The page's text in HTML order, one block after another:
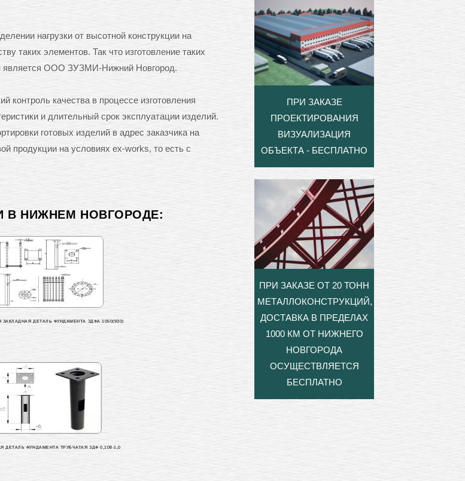
нагрузки от высотной конструкции на
таких элементов. Так что изготовление таких
является ООО ЗУЗМИ-Нижний Новгород.
контроль качества в процессе изготовления
и длительный срок эксплуатации изделий.
готовых изделий в адрес заказчика на
продукции на условиях ex-works, то есть с
В НИЖНЕМ НОВГОРОДЕ:
ЗАКЛАДНАЯ ДЕТАЛЬ ФУНДАМЕНТА ЗДФА 1050(930)
ДЕТАЛЬ ФУНДАМЕНТА ТРУБЧАТАЯ ЗДФ 0,108-1,0
ПРИ ЗАКАЗЕ
ПРОЕКТИРОВАНИЯ
ВИЗУАЛИЗАЦИЯ
ОБЪЕКТА - БЕСПЛАТНО
ПРИ ЗАКАЗЕ ОТ 20 ТОНН
МЕТАЛЛОКОНСТРУКЦИЙ,
ДОСТАВКА В ПРЕДЕЛАХ
1000 КМ ОТ НИЖНЕГО
НОВГОРОДА
ОСУЩЕСТВЛЯЕТСЯ
БЕСПЛАТНО